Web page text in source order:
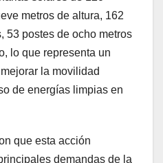
metros de altura, 162
53 postes de ocho metros
lo que representa un
la movilidad
de energías limpias en
que esta acción
demandas de la